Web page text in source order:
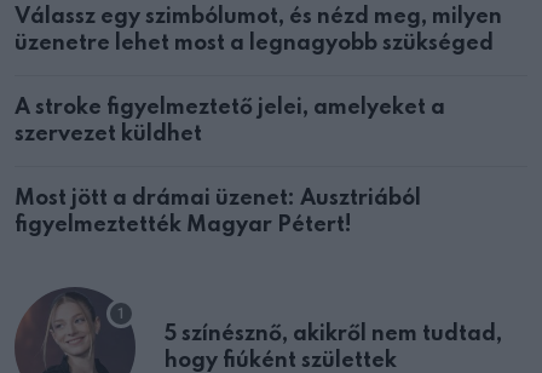
Válassz egy szimbólumot, és nézd meg, milyen
üzenetre lehet most a legnagyobb szükséged
A stroke figyelmeztető jelei, amelyeket a
szervezet küldhet
Most jött a drámai üzenet: Ausztriából
figyelmeztették Magyar Pétert!
5 színésznő, akikről nem tudtad,
hogy fiúként születtek